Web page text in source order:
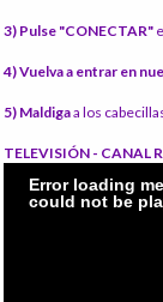
3) Pulse "CONECTAR"
4) Vuelva a entrar en
5) Maldigaa los
TELEVISIÓN - CANAL